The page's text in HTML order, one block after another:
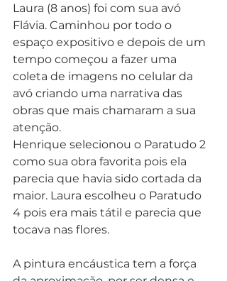
Laura (8 anos) foi com sua avó
Flávia. Caminhou por todo o
espaço expositivo e depois de um
tempo começou a fazer uma
coleta de imagens no celular da
avó criando uma narrativa das
obras que mais chamaram a sua
atenção.
Henrique selecionou o Paratudo 2
como sua obra favorita pois ela
parecia que havia sido cortada da
maior. Laura escolheu o Paratudo
4 pois era mais tátil e parecia que
tocava nas flores.
A pintura encáustica tem a força